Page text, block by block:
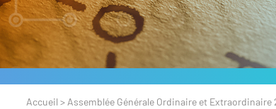
Accueil > Assemblée Générale Ordinaire et Extraordinaire